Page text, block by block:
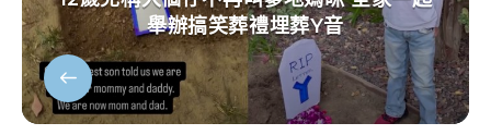
舉辦搞笑葬禮埋葬Y音